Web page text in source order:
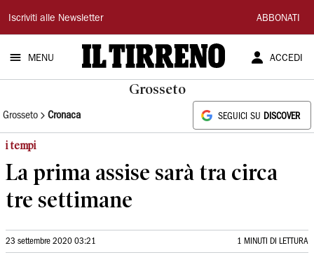
Il
Tirreno
Iscriviti alle Newsletter ABBONATI
MENU ACCEDI
Grosseto
Grosseto Cronaca SEGUICI SU DISCOVER
i tempi
La prima assise sarà tra circa
tre settimane
23 settembre 2020 03:21 1 MINUTI DI LETTURA